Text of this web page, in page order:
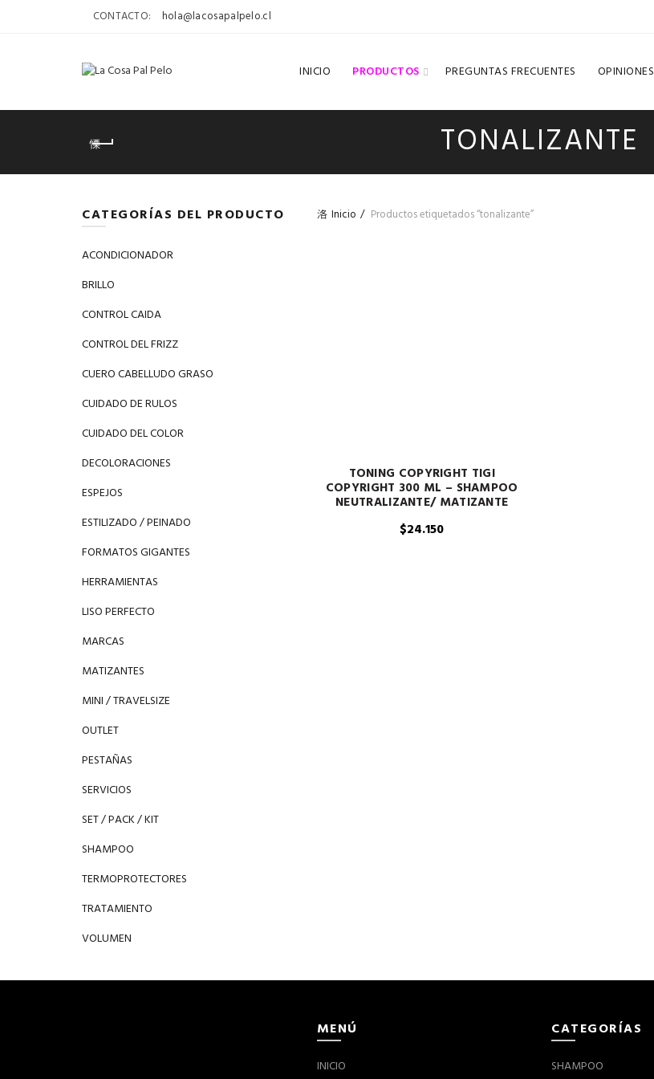
CONTACTO: hola@lacosapalpelo.cl
INICIO PRODUCTOS PREGUNTAS FRECUENTES OPINIONES
TONALIZANTE
Inicio Productos etiquetados “tonalizante”
TONING COPYRIGHT TIGI
COPYRIGHT 300 ML – SHAMPOO
NEUTRALIZANTE/ MATIZANTE
$24.150
CATEGORÍAS DEL PRODUCTO
ACONDICIONADOR
BRILLO
CONTROL CAIDA
CONTROL DEL FRIZZ
CUERO CABELLUDO GRASO
CUIDADO DE RULOS
CUIDADO DEL COLOR
DECOLORACIONES
ESPEJOS
ESTILIZADO / PEINADO
FORMATOS GIGANTES
HERRAMIENTAS
LISO PERFECTO
MARCAS
MATIZANTES
MINI / TRAVELSIZE
OUTLET
PESTAÑAS
SERVICIOS
SET / PACK / KIT
SHAMPOO
TERMOPROTECTORES
TRATAMIENTO
VOLUMEN
MENÚ
INICIO
CATEGORÍAS
SHAMPOO